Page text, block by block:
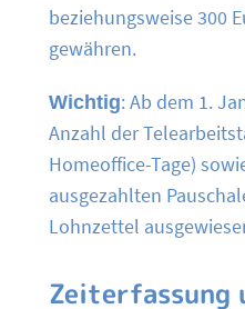
beziehungsweise 300
gewähren.
Wichtig: Ab dem 1.
Anzahl der
Homeoffice-Tage)
ausgezahlten
Lohnzettel
Zeiterfassung